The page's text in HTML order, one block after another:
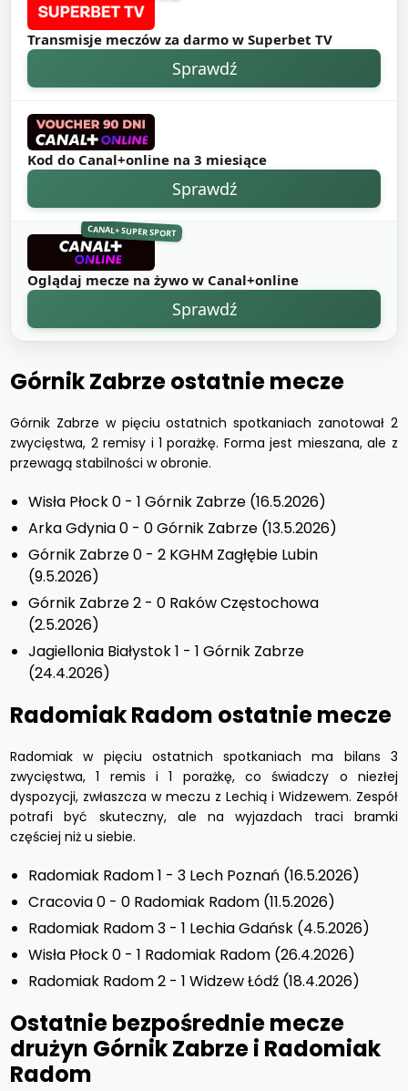
Transmisje meczów za darmo w Superbet TV
Sprawdź
Kod do Canal+online na 3 miesiące
Sprawdź
CANAL+ SUPER SPORT
Oglądaj mecze na żywo w Canal+online
Sprawdź
Górnik Zabrze ostatnie mecze
Górnik Zabrze w pięciu ostatnich spotkaniach zanotował 2
zwycięstwa, 2 remisy i 1 porażkę. Forma jest mieszana, ale z
przewagą stabilności w obronie.
Wisła Płock 0 - 1 Górnik Zabrze (16.5.2026)
Arka Gdynia 0 - 0 Górnik Zabrze (13.5.2026)
Górnik Zabrze 0 - 2 KGHM Zagłębie Lubin
(9.5.2026)
Górnik Zabrze 2 - 0 Raków Częstochowa
(2.5.2026)
Jagiellonia Białystok 1 - 1 Górnik Zabrze
(24.4.2026)
Radomiak Radom ostatnie mecze
Radomiak w pięciu ostatnich spotkaniach ma bilans 3
zwycięstwa, 1 remis i 1 porażkę, co świadczy o niezłej
dyspozycji, zwłaszcza w meczu z Lechią i Widzewem. Zespół
potrafi być skuteczny, ale na wyjazdach traci bramki
częściej niż u siebie.
Radomiak Radom 1 - 3 Lech Poznań (16.5.2026)
Cracovia 0 - 0 Radomiak Radom (11.5.2026)
Radomiak Radom 3 - 1 Lechia Gdańsk (4.5.2026)
Wisła Płock 0 - 1 Radomiak Radom (26.4.2026)
Radomiak Radom 2 - 1 Widzew Łódź (18.4.2026)
Ostatnie bezpośrednie mecze
drużyn Górnik Zabrze i Radomiak
Radom